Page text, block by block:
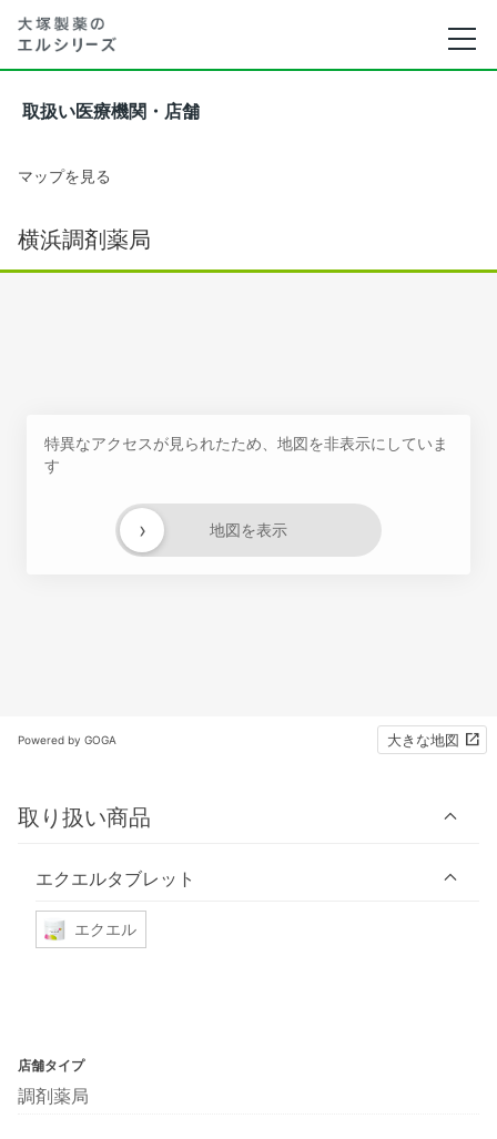
取扱い医療機関・店舗
マップを見る
横浜調剤薬局
特異なアクセスが見られたため、地図を非表示にしていま
す
地図を表示
›
Powered by GOGA 大きな地図
取り扱い商品
エクエルタブレット
エクエル
店舗タイプ
調剤薬局